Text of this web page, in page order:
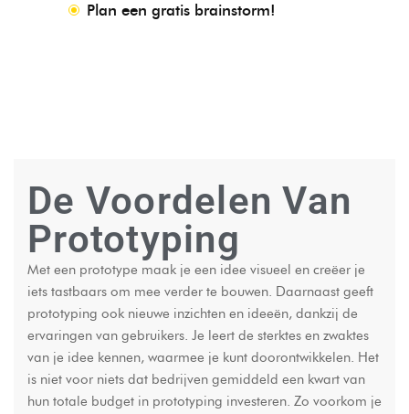
Plan een gratis brainstorm!
De Voordelen Van
Prototyping
Met een prototype maak je een idee visueel en creëer je
iets tastbaars om mee verder te bouwen. Daarnaast geeft
prototyping ook nieuwe inzichten en ideeën, dankzij de
ervaringen van gebruikers. Je leert de sterktes en zwaktes
van je idee kennen, waarmee je kunt doorontwikkelen. Het
is niet voor niets dat bedrijven gemiddeld een kwart van
hun totale budget in prototyping investeren. Zo voorkom je